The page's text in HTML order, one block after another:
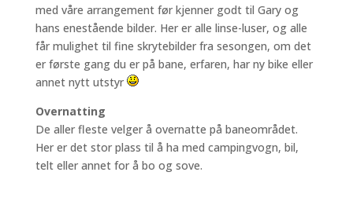
med våre arrangement før kjenner godt til Gary og
hans enestående bilder. Her er alle linse-luser, og alle
får mulighet til fine skrytebilder fra sesongen, om det
er første gang du er på bane, erfaren, har ny bike eller
annet nytt utstyr
Overnatting
De aller fleste velger å overnatte på baneområdet.
Her er det stor plass til å ha med campingvogn, bil,
telt eller annet for å bo og sove.